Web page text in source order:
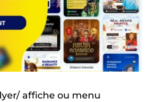
affiche ou menu